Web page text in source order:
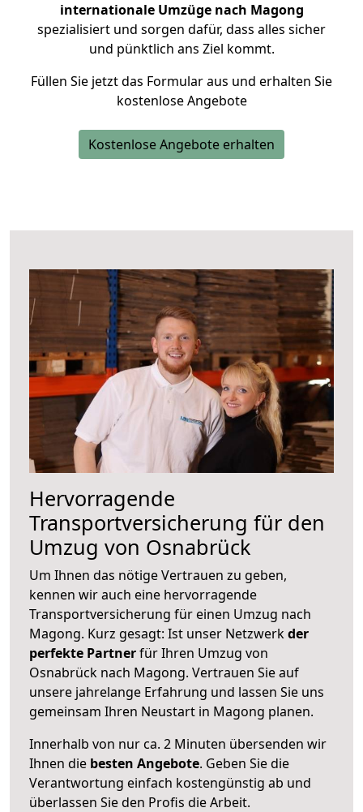
internationale Umzüge nach Magong
spezialisiert und sorgen dafür, dass alles sicher
und pünktlich ans Ziel kommt.
Füllen Sie jetzt das Formular aus und erhalten Sie
kostenlose Angebote
Kostenlose Angebote erhalten
Hervorragende
Transportversicherung für den
Umzug von Osnabrück
Um Ihnen das nötige Vertrauen zu geben,
kennen wir auch eine hervorragende
Transportversicherung für einen Umzug nach
Magong. Kurz gesagt: Ist unser Netzwerkder
perfekte Partnerfür Ihren Umzug von
Osnabrück nach Magong. Vertrauen Sie auf
unsere jahrelange Erfahrung und lassen Sie uns
gemeinsam Ihren Neustart in Magong planen.
Innerhalb von nur ca. 2 Minuten übersenden wir
Ihnen die besten Angebote. Geben Sie die
Verantwortung einfach kostengünstig ab und
überlassen Sie den Profis die Arbeit.